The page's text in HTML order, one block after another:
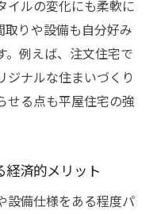
イルの変化にも柔軟に
取りや設備も自分好み
。例えば、注文住宅で
ジナルな住まいづくり
せる点も平屋住宅の強
経済的メリット
設備仕様をある程度パ